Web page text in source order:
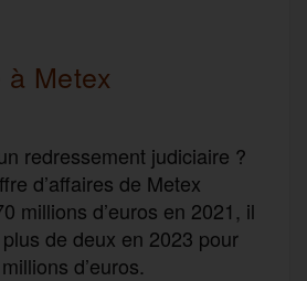
Metex
redressement judiciaire ?
d’affaires de Metex
millions d’euros en 2021, il
de deux en 2023 pour
d’euros.